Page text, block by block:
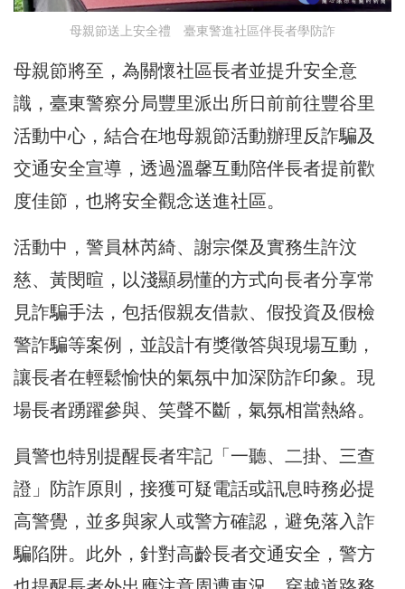
母親節送上安全禮 臺東警進社區伴長者學防詐
母親節將至，為關懷社區長者並提升安全意
識，臺東警察分局豐里派出所日前前往豐谷里
活動中心，結合在地母親節活動辦理反詐騙及
交通安全宣導，透過溫馨互動陪伴長者提前歡
度佳節，也將安全觀念送進社區。
活動中，警員林芮綺、謝宗傑及實務生許汶
慈、黃閔暄，以淺顯易懂的方式向長者分享常
見詐騙手法，包括假親友借款、假投資及假檢
警詐騙等案例，並設計有獎徵答與現場互動，
讓長者在輕鬆愉快的氣氛中加深防詐印象。現
場長者踴躍參與、笑聲不斷，氣氛相當熱絡。
員警也特別提醒長者牢記「一聽、二掛、三查
證」防詐原則，接獲可疑電話或訊息時務必提
高警覺，並多與家人或警方確認，避免落入詐
騙陷阱。此外，針對高齡長者交通安全，警方